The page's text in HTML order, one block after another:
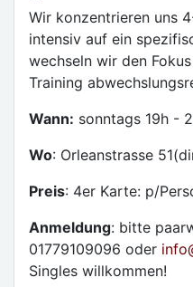
Wir konzentrieren uns
intensiv auf ein
wechseln wir den
Training
Wann: sonntags 19h -
Wo: Orleanstrasse
Preis: 4er Karte: p/
Anmeldung: bitte
01779109096 oder
Singles willkommen!